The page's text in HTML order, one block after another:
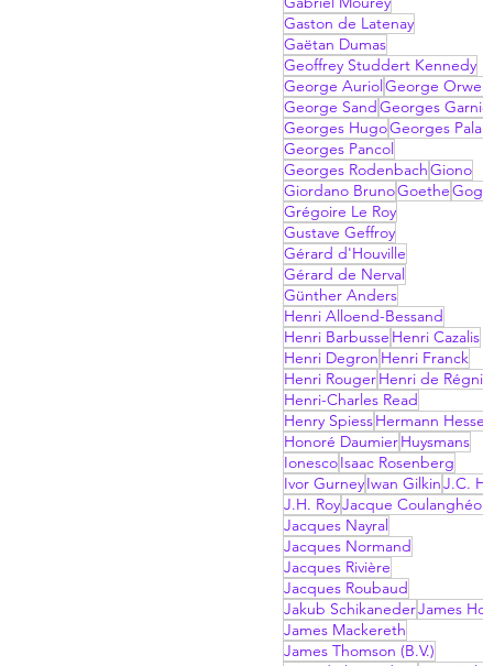
Gaston de Latenay
Gaëtan Dumas
Geoffrey Studdert Kennedy
George Auriol George
George Sand Georges
Georges HugoGeorges
Georges Pancol
Georges RodenbachGiono
Giordano BrunoGoethe
Grégoire Le Roy
Gustave Geffroy
Gérard d'Houville
Gérard de Nerval
Günther Anders
Henri Alloend-Bessand
Henri Barbusse Henri Cazalis
Henri Degron Henri Franck
Henri RougerHenri de
Henri-Charles Read
Henry SpiessHermann
Honoré DaumierHuysmans
IonescoIsaac Rosenberg
Ivor GurneyIwan GilkinJ.C.
J.H. RoyJacque
Jacques Nayral
Jacques Normand
Jacques Rivière
Jacques Roubaud
Jakub SchikanederJames
James Mackereth
James Thomson (B.V.)